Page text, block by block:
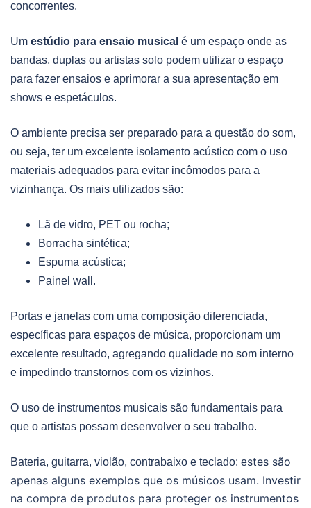
concorrentes.
Um estúdio para ensaio musical é um espaço onde as
bandas, duplas ou artistas solo podem utilizar o espaço
para fazer ensaios e aprimorar a sua apresentação em
shows e espetáculos.
O ambiente precisa ser preparado para a questão do som,
ou seja, ter um excelente isolamento acústico com o uso
materiais adequados para evitar incômodos para a
vizinhança. Os mais utilizados são:
Lã de vidro, PET ou rocha;
Borracha sintética;
Espuma acústica;
Painel wall.
Portas e janelas com uma composição diferenciada,
específicas para espaços de música, proporcionam um
excelente resultado, agregando qualidade no som interno
e impedindo transtornos com os vizinhos.
O uso de instrumentos musicais são fundamentais para
que o artistas possam desenvolver o seu trabalho.
Bateria, guitarra, violão, contrabaixo e teclado: estes são
apenas alguns exemplos que os músicos usam. Investir
na compra de produtos para proteger os instrumentos